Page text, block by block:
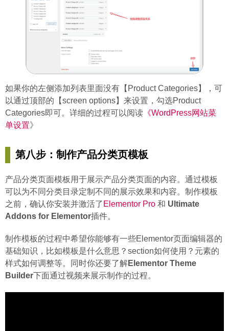
如果你的左侧添加列表里面没有【Product Categories】，可
以通过顶部的【screen options】来设置，勾选Product
Categories即可。详细的过程可以阅读 《WordPress网站菜
单设置》
第八步：制作产品分类页模板
产品分类页面模板用于展示产品分类页面的内容。通过模板
可以为不同分类目录定制不同的展示效果和内容。制作模板
之前，确认你安装并激活了 Elementor Pro 和 Ultimate
Addons for Elementor插件。
制作模板的过程中希望你能够有一些Elementor页面编辑器的
基础知识，比如模板是什么意思？section如何使用？元素的
样式如何调整等。同时你还要了解Elementor Theme
Builder下面通过视频来展示制作的过程。